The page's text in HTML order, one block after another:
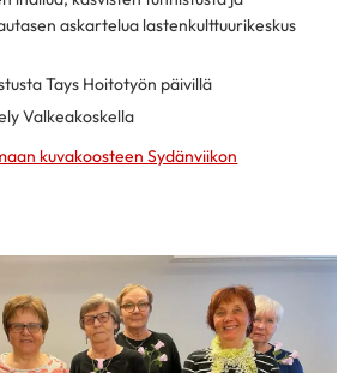
askartelua lastenkulttuurikeskus
Tays Hoitotyön päivillä
Valkeakoskella
kuvakoosteen Sydänviikon